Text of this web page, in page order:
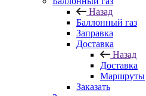
Назад
Баллонный газ
Заправка
Доставка
Назад
Доставка
Маршруты
Заказать